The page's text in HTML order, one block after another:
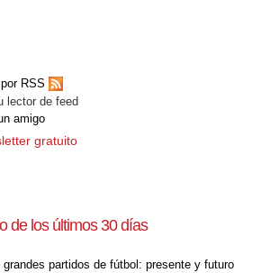
RSS
lector de feed
amigo
gratuito
de los últimos 30 días
grandes partidos de fútbol: presente y futuro